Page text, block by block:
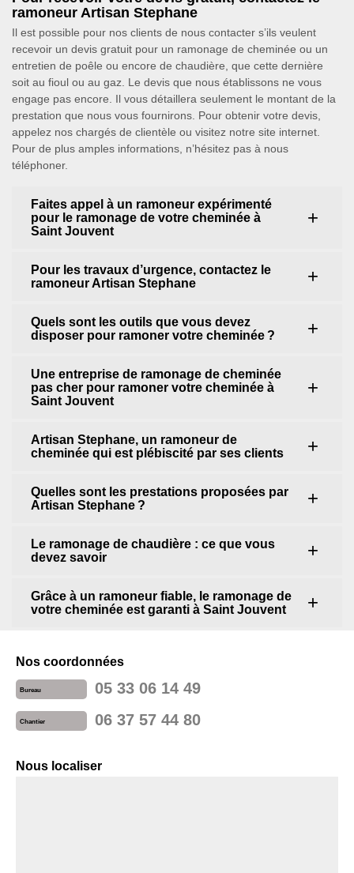
ramoneur Artisan Stephane
Il est possible pour nos clients de nous contacter s’ils veulent
recevoir un devis gratuit pour un ramonage de cheminée ou un
entretien de poêle ou encore de chaudière, que cette dernière
soit au fioul ou au gaz. Le devis que nous établissons ne vous
engage pas encore. Il vous détaillera seulement le montant de la
prestation que nous vous fournirons. Pour obtenir votre devis,
appelez nos chargés de clientèle ou visitez notre site internet.
Pour de plus amples informations, n’hésitez pas à nous
téléphoner.
Faites appel à un ramoneur expérimenté
pour le ramonage de votre cheminée à
Saint Jouvent
Pour les travaux d’urgence, contactez le
ramoneur Artisan Stephane
Quels sont les outils que vous devez
disposer pour ramoner votre cheminée ?
Une entreprise de ramonage de cheminée
pas cher pour ramoner votre cheminée à
Saint Jouvent
Artisan Stephane, un ramoneur de
cheminée qui est plébiscité par ses clients
Quelles sont les prestations proposées par
Artisan Stephane ?
Le ramonage de chaudière : ce que vous
devez savoir
Grâce à un ramoneur fiable, le ramonage de
votre cheminée est garanti à Saint Jouvent
Nos coordonnées
Bureau 05 33 06 14 49
Chantier 06 37 57 44 80
Nous localiser